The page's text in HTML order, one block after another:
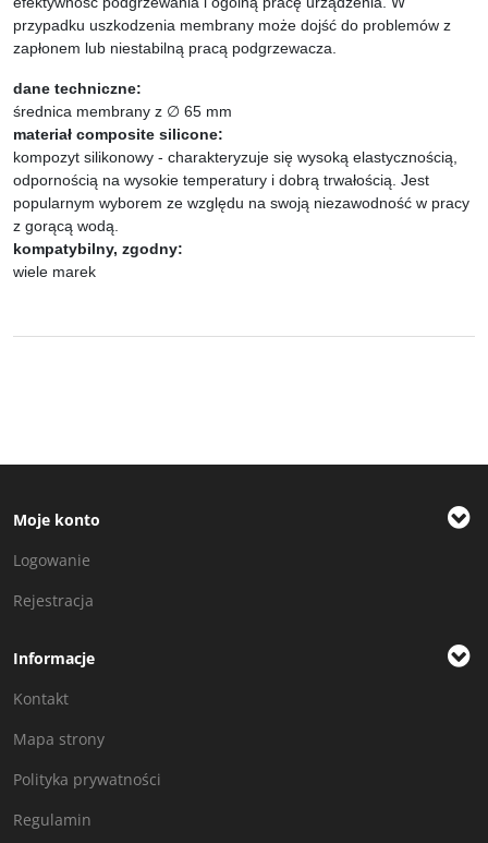
przypadku uszkodzenia membrany może dojść do problemów z
zapłonem lub niestabilną pracą podgrzewacza.
dane techniczne:
średnica membrany z ∅ 65 mm
materiał composite silicone:
kompozyt silikonowy - charakteryzuje się wysoką elastycznością,
odpornością na wysokie temperatury i dobrą trwałością. Jest
popularnym wyborem ze względu na swoją niezawodność w pracy
z gorącą wodą.
kompatybilny, zgodny:
wiele marek
Moje konto
Logowanie
Rejestracja
Informacje
Kontakt
Mapa strony
Polityka prywatności
Regulamin